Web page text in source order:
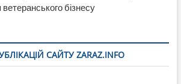
бізнесу
САЙТУ ZARAZ.INFO